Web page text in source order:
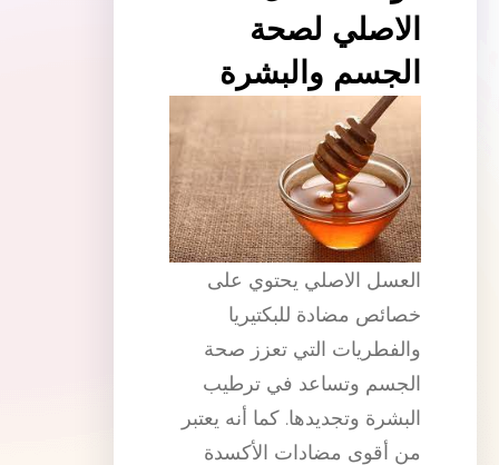
الاصلي لصحة
الجسم والبشرة
العسل الاصلي يحتوي على
خصائص مضادة للبكتيريا
والفطريات التي تعزز صحة
الجسم وتساعد في ترطيب
البشرة وتجديدها. كما أنه يعتبر
من أقوى مضادات الأكسدة